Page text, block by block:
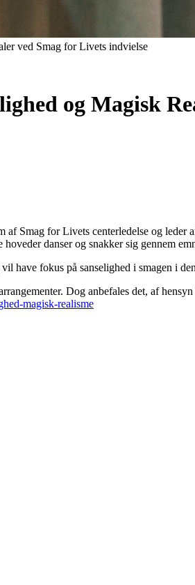
ved Smag for Livets indvielse
og Magisk
af Smag for Livets centerledelse og
hoveder danser og snakker sig gennem
vil have fokus på sanselighed i smagen i
Dog anbefales det, af
magisk-realisme